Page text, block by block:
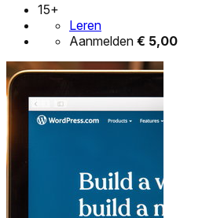
15+
Leren
Aanmelden € 5,00